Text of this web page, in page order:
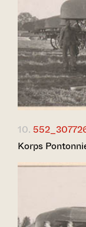
10.
Korps